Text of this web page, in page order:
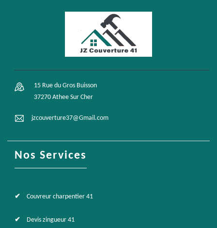
15 Rue du Gros Buisson
37270 Athee Sur Cher
jzcouverture37@Gmail.com
Nos Services
Couvreur charpentier 41
Devis zingueur 41